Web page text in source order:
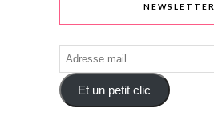
NEWSLETTER
Adresse
mail
Et un petit clic